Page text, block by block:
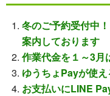
冬のご予約受付中
案内しております
作業代金を１～3月
ゆうちょPayが使
お支払いにLINE